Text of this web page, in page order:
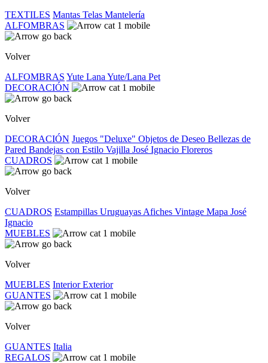
TEXTILES Mantas Telas Mantelería
ALFOMBRAS
Volver
ALFOMBRAS Yute Lana Yute/Lana Pet
DECORACIÓN
Volver
DECORACIÓN Juegos "Deluxe" Objetos de Deseo Bellezas de
Pared Bandejas con Estilo Vajilla José Ignacio Floreros
CUADROS
Volver
CUADROS Estampillas Uruguayas Afiches Vintage Mapa José
Ignacio
MUEBLES
Volver
MUEBLES InteriorExterior
GUANTES
Volver
GUANTES Italia
REGALOS